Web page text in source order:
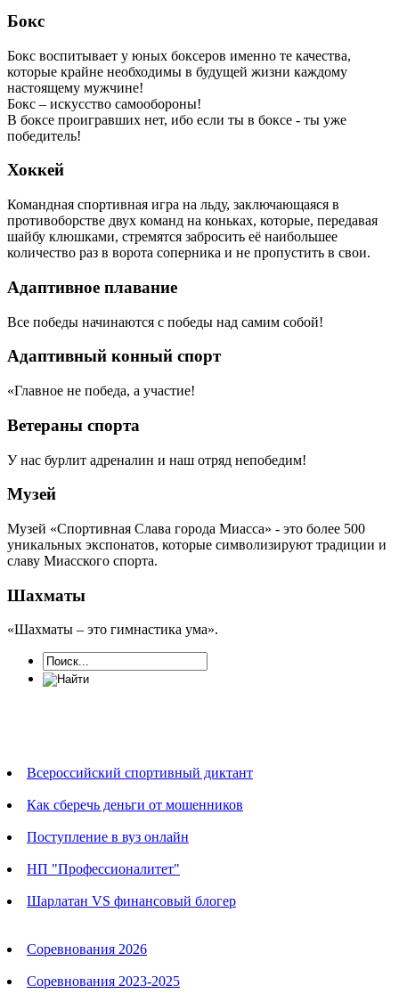
Бокс
Бокс воспитывает у юных боксеров именно те качества,
которые крайне необходимы в будущей жизни каждому
настоящему мужчине!
Бокс – искусство самообороны!
В боксе проигравших нет, ибо если ты в боксе - ты уже
победитель!
Хоккей
Командная спортивная игра на льду, заключающаяся в
противоборстве двух команд на коньках, которые, передавая
шайбу клюшками, стремятся забросить её наибольшее
количество раз в ворота соперника и не пропустить в свои.
Адаптивное плавание
Все победы начинаются с победы над самим собой!
Адаптивный конный спорт
«Главное не победа, а участие!
Ветераны спорта
У нас бурлит адреналин и наш отряд непобедим!
Музей
Музей «Спортивная Слава города Миасса» - это более 500
уникальных экспонатов, которые символизируют традиции и
славу Миасского спорта.
Шахматы
«Шахматы – это гимнастика ума».
Всероссийский спортивный диктант
Как сберечь деньги от мошенников
Поступление в вуз онлайн
НП "Профессионалитет"
Шарлатан VS финансовый блогер
Соревнования 2026
Соревнования 2023-2025